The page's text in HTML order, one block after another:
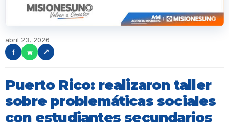
abril 23, 2026
f
w ↗
Puerto Rico: realizaron taller
sobre problemáticas sociales
con estudiantes secundarios